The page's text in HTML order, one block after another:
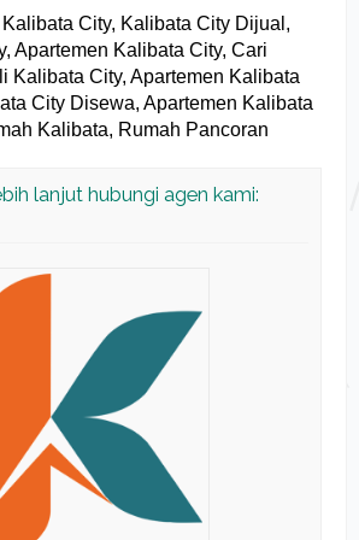
City, Kalibata City Dijual,
Apartemen Kalibata City, Cari
Kalibata City, Apartemen Kalibata
City Disewa, Apartemen Kalibata
Kalibata, Rumah Pancoran
lanjut hubungi agen kami: